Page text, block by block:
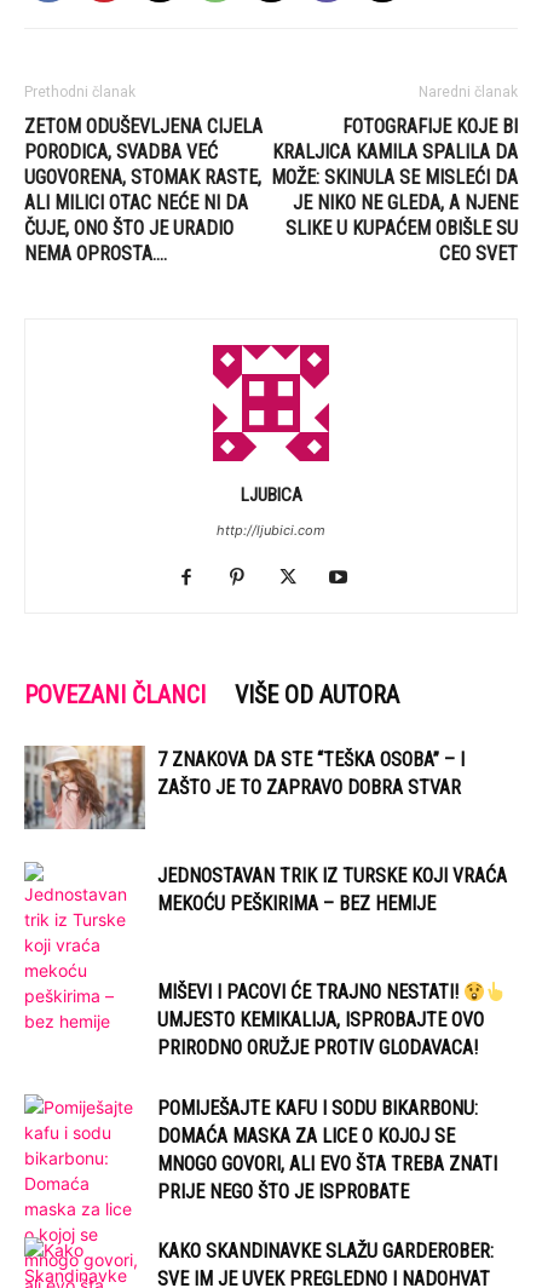
Prethodni članak
ZETOM ODUŠEVLJENA CIJELA
PORODICA, SVADBA VEĆ
UGOVORENA, STOMAK RASTE,
ALI MILICI OTAC NEĆE NI DA
ČUJE, ONO ŠTO JE URADIO
NEMA OPROSTA….
Naredni članak
FOTOGRAFIJE KOJE BI
KRALJICA KAMILA SPALILA DA
MOŽE: SKINULA SE MISLEĆI DA
JE NIKO NE GLEDA, A NJENE
SLIKE U KUPAĆEM OBIŠLE SU
CEO SVET
LJUBICA
http://ljubici.com
POVEZANI ČLANCI VIŠE OD AUTORA
7 ZNAKOVA DA STE “TEŠKA OSOBA” – I
ZAŠTO JE TO ZAPRAVO DOBRA STVAR
JEDNOSTAVAN TRIK IZ TURSKE KOJI VRAĆA
MEKOĆU PEŠKIRIMA – BEZ HEMIJE
MIŠEVI I PACOVI ĆE TRAJNO NESTATI!
UMJESTO KEMIKALIJA, ISPROBAJTE OVO
PRIRODNO ORUŽJE PROTIV GLODAVACA!
POMIJEŠAJTE KAFU I SODU BIKARBONU:
DOMAĆA MASKA ZA LICE O KOJOJ SE
MNOGO GOVORI, ALI EVO ŠTA TREBA ZNATI
PRIJE NEGO ŠTO JE ISPROBATE
KAKO SKANDINAVKE SLAŽU GARDEROBER:
SVE IM JE UVEK PREGLEDNO I NADOHVAT